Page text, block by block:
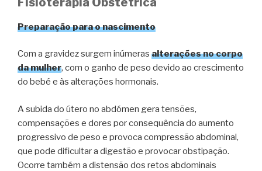
Preparação para o nascimento
Com a gravidez surgem inúmeras alterações no corpo
da mulher, com o ganho de peso devido ao crescimento
do bebé e às alterações hormonais.
A subida do útero no abdómen gera tensões,
compensações e dores por consequência do aumento
progressivo de peso e provoca compressão abdominal,
que pode dificultar a digestão e provocar obstipação.
Ocorre também a distensão dos retos abdominais